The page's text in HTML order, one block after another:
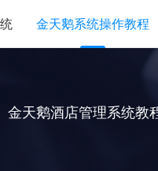
金天鹅系统操作教程
金天鹅酒店管理系统教